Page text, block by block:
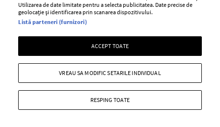
Stiri
Libertatea pentru
Avantaje
Retete practice
Pariază responsabil! Decizia ONJN nr. 821/25.09.2025.
Jocurile de noroc sunt interzise minorilor.
Utilizarea de date limitate pentru a selecta publicitatea. Date precise de
geolocație și identificarea prin scanarea dispozitivului.
Listă parteneri (furnizori)
ACCEPT TOATE
RESPING TOATE
VREAU SA MODIFIC SETARILE INDIVIDUAL